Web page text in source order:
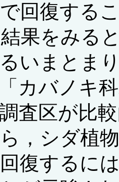
回復する
果をみる
いまとま
カバノキ
査区が比
，シダ植
復するに